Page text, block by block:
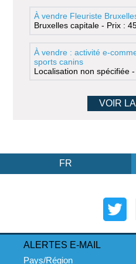
À vendre Fleuriste
Bruxelles capitale - Prix :
À vendre : activité e-
sports canins
Localisation non spécifiée
VOIR
FR
ALERTES E-MAIL
Pays/Région